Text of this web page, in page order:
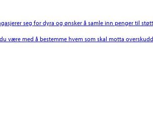
seg for dyra og ønsker å samle inn penger til
være med å bestemme hvem som skal motta